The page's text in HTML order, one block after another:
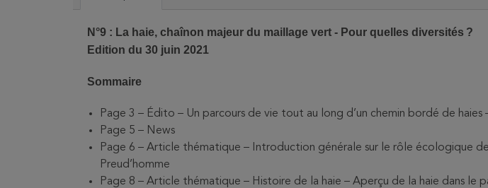
N°9 : La haie, chaînon majeur du maillage vert - Pour quelles diversités ?
Edition du 30 juin 2021
Sommaire
Page 3 – Édito – Un parcours de vie tout au long d’un chemin bordé de haies
Page 5 – News
Page 6 – Article thématique – Introduction générale sur le rôle écologique
Preud’homme
Page 8 – Article thématique – Histoire de la haie – Aperçu de la haie dans